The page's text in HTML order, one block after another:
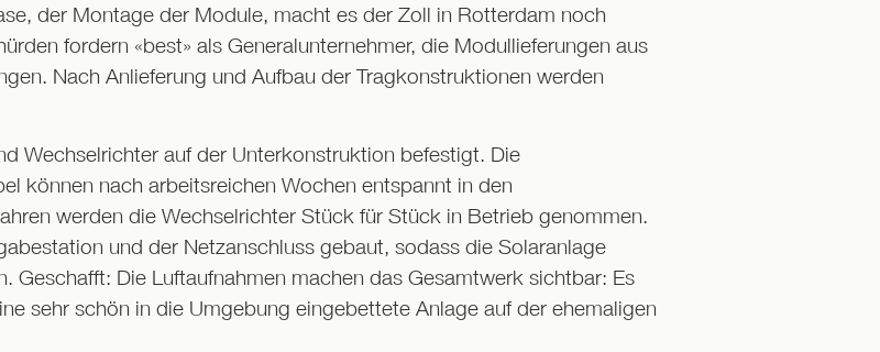
der Montage der Module, macht es der Zoll in Rotterdam noch
fordern «best» als Generalunternehmer, die Modullieferungen aus
Nach Anlieferung und Aufbau der Tragkonstruktionen werden
Wechselrichter auf der Unterkonstruktion befestigt. Die
können nach arbeitsreichen Wochen entspannt in den
werden die Wechselrichter Stück für Stück in Betrieb genommen.
und der Netzanschluss gebaut, sodass die Solaranlage
Geschafft: Die Luftaufnahmen machen das Gesamtwerk sichtbar: Es
sehr schön in die Umgebung eingebettete Anlage auf der ehemaligen